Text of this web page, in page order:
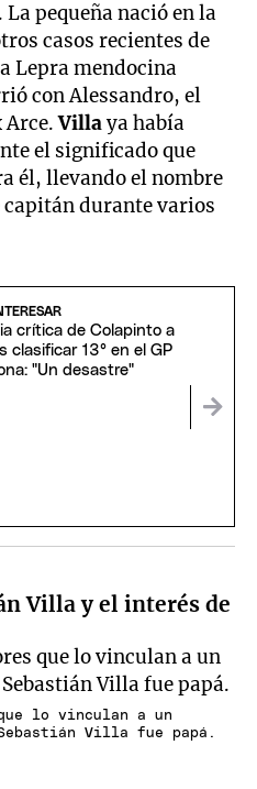
pequeña nació en la
casos recientes de
Lepra mendocina
con Alessandro, el
Arce.Villaya había
el significado que
él, llevando el nombre
capitán durante varios
crítica de Colapinto a
clasificar 13° en el GP
"Un desastre"
Villa y el interés de
lo vinculan a un
Villa fue papá.